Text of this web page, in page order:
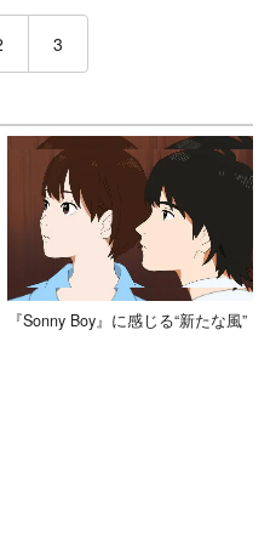
3
『Sonny Boy』に感じる“新たな風”